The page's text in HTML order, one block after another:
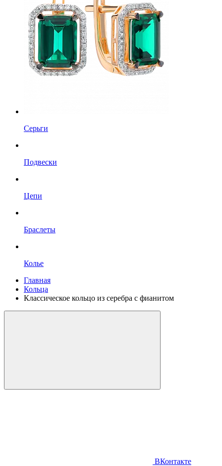
Серьги
Подвески
Цепи
Браслеты
Колье
Главная
Кольца
Классическое кольцо из серебра с фианитом
ВКонтакте